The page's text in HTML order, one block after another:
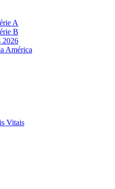
A
B
2026
América
Vitais